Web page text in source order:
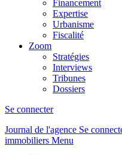
Financement
Expertise
Urbanisme
Fiscalité
Zoom
Stratégies
Interviews
Tribunes
Dossiers
Se connecter
Journal de l'agence Se
immobiliers Menu